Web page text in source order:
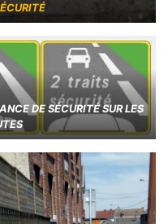
DE SÉCURITÉ SUR LES